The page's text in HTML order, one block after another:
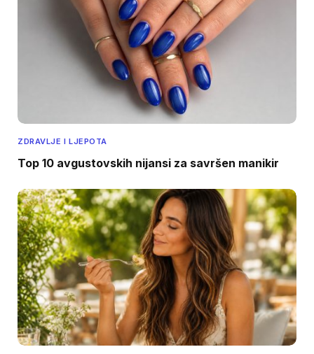
ZDRAVLJE I LJEPOTA
Top 10 avgustovskih nijansi za savršen manikir